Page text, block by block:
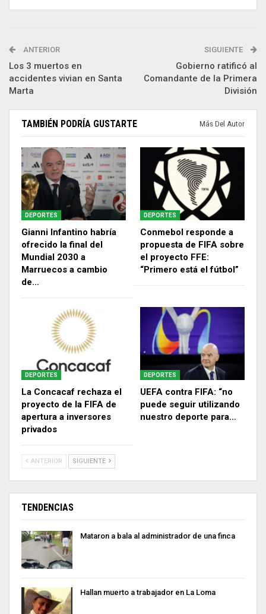
ANTERIOR
Los 3 muertos en
accidentes vivian en Santa
Marta
SIGUIENTE
Gobierno ratificó al
Comandante de la Primera
División
TAMBIÉN PODRÍA GUSTARTE Más Del Autor
DEPORTES
Gianni Infantino habría
ofrecido la final del
Mundial 2030 a
Marruecos a cambio
de…
DEPORTES
Conmebol responde a
propuesta de FIFA sobre
el proyecto FFE:
“Primero está el fútbol”
DEPORTES
La Concacaf rechaza el
proyecto de la FIFA de
apertura a inversores
privados
DEPORTES
UEFA contra FIFA: “no
puede seguir utilizando
nuestro deporte para…
ANTERIOR SIGUIENTE
TENDENCIAS
Mataron a bala al administrador de una finca
Hallan muerto a trabajador en La Loma